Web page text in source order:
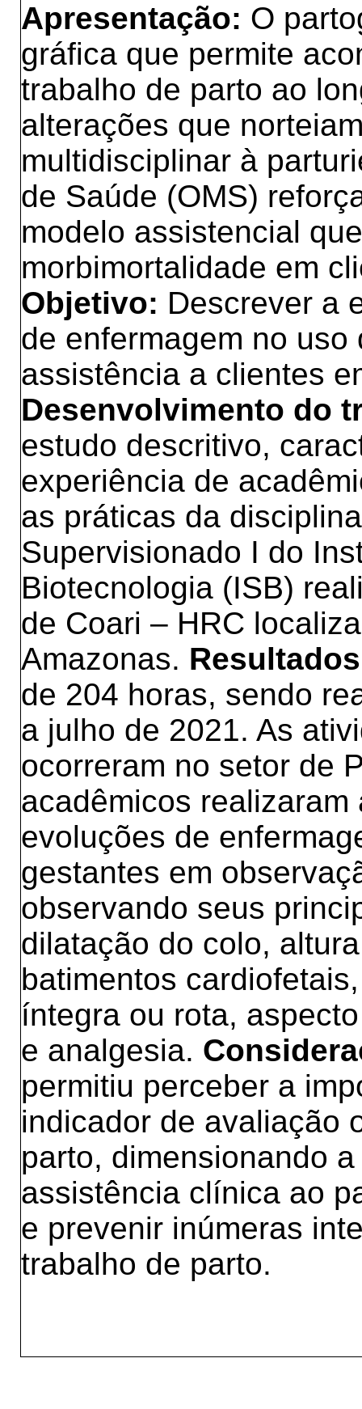
Apresentação: O
gráfica que permite
trabalho de parto ao
alterações que
multidisciplinar à
de Saúde (OMS)
modelo assistencial
morbimortalidade em
Objetivo: Descrever a
de enfermagem no uso
assistência a clientes
Desenvolvimento do
estudo descritivo,
experiência de
as práticas da
Supervisionado I do
Biotecnologia (ISB)
de Coari – HRC
Amazonas.
de 204 horas, sendo
a julho de 2021. As
ocorreram no setor de
acadêmicos
evoluções de
gestantes em
observando seus
dilatação do colo,
batimentos
íntegra ou rota,
e analgesia.
permitiu perceber a
indicador de avaliação
parto, dimensionando
assistência clínica ao
e prevenir inúmeras
trabalho de parto.